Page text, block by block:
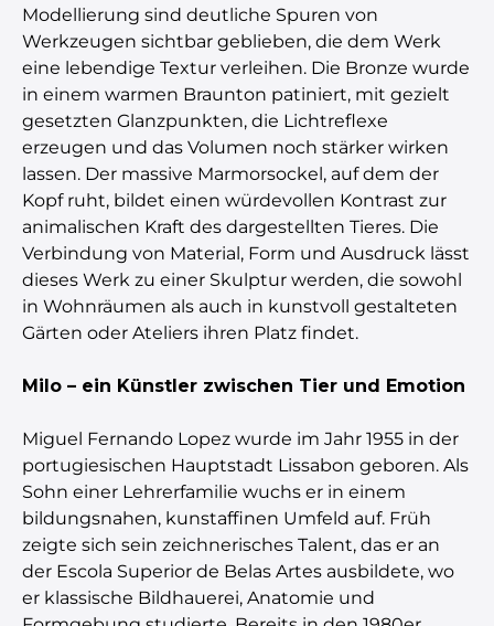
Modellierung sind deutliche Spuren von
Werkzeugen sichtbar geblieben, die dem Werk
eine lebendige Textur verleihen. Die Bronze wurde
in einem warmen Braunton patiniert, mit gezielt
gesetzten Glanzpunkten, die Lichtreflexe
erzeugen und das Volumen noch stärker wirken
lassen. Der massive Marmorsockel, auf dem der
Kopf ruht, bildet einen würdevollen Kontrast zur
animalischen Kraft des dargestellten Tieres. Die
Verbindung von Material, Form und Ausdruck lässt
dieses Werk zu einer Skulptur werden, die sowohl
in Wohnräumen als auch in kunstvoll gestalteten
Gärten oder Ateliers ihren Platz findet.
Milo – ein Künstler zwischen Tier und Emotion
Miguel Fernando Lopez wurde im Jahr 1955 in der
portugiesischen Hauptstadt Lissabon geboren. Als
Sohn einer Lehrerfamilie wuchs er in einem
bildungsnahen, kunstaffinen Umfeld auf. Früh
zeigte sich sein zeichnerisches Talent, das er an
der Escola Superior de Belas Artes ausbildete, wo
er klassische Bildhauerei, Anatomie und